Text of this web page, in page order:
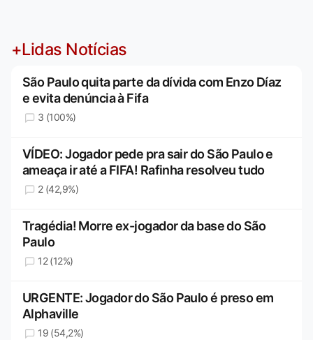
+Lidas Notícias
São Paulo quita parte da dívida com Enzo Díaz
e evita denúncia à Fifa
3 (100%)
VÍDEO: Jogador pede pra sair do São Paulo e
ameaça ir até a FIFA! Rafinha resolveu tudo
2 (42,9%)
Tragédia! Morre ex-jogador da base do São
Paulo
12 (12%)
URGENTE: Jogador do São Paulo é preso em
Alphaville
19 (54,2%)